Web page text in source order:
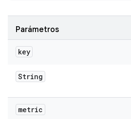
Parámetros
key
String
metric